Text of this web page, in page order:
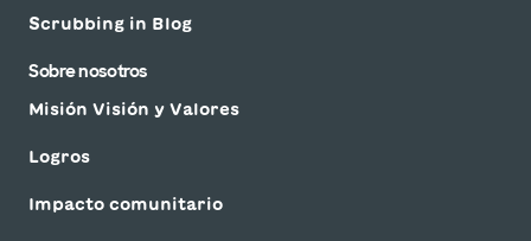
Scrubbing in Blog
Sobre nosotros
Misión Visión y Valores
Logros
Impacto comunitario